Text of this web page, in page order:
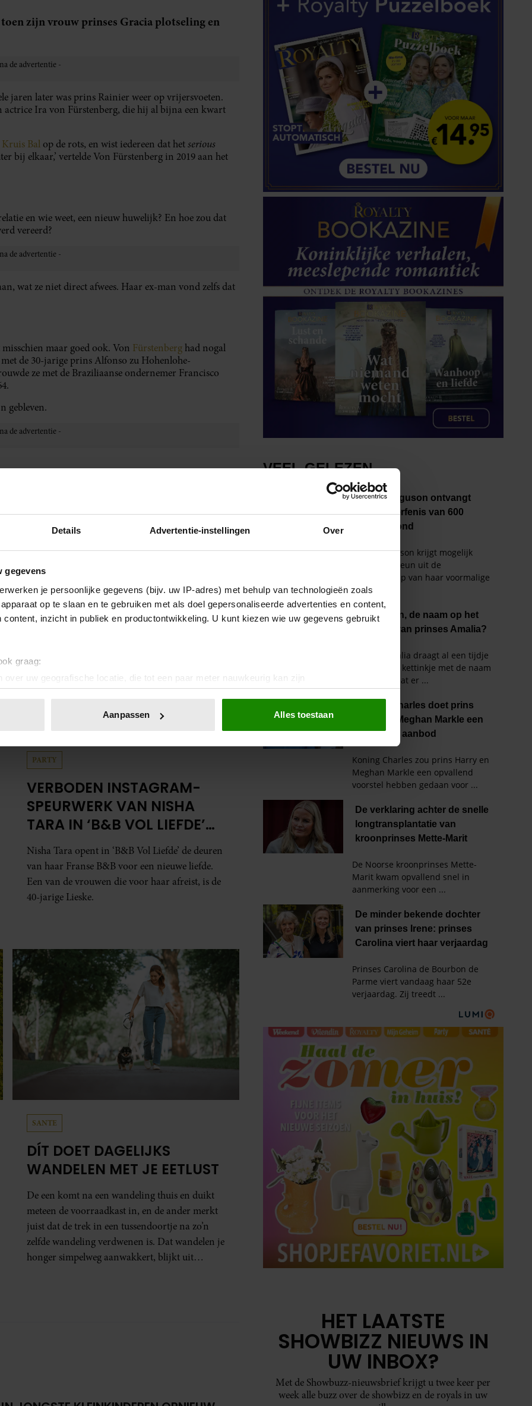
Details Advertentie-instellingen Over
gegevens
je persoonlijke gegevens (bijv. uw IP-adres) met behulp van technologieën zoals
op te slaan en te gebruiken met als doel gepersonaliseerde advertenties en content,
content, inzicht in publiek en productontwikkeling. U kunt kiezen wie uw gegevens gebruikt
graag:
over uw geografische locatie, die tot een paar meter nauwkeurig kan zijn
door het actief te scannen op specifieke eigenschappen (fingerprinting)
of intrekken in de Cookieverklaring.
en advertenties te personaliseren, om functies voor social media te bieden en om ons
Ook delen we informatie over uw gebruik van onze site met onze partners voor social
Deze partners kunnen deze gegevens combineren met andere informatie die u aan ze heeft
op basis van uw gebruik van hun services. U gaat akkoord met onze cookies als u
Aanpassen Alles toestaan
zijn vrouw prinses Gracia plotseling en
jaren later was prins Rainier weer op vrijersvoeten.
Ira von Fürstenberg, die hij al bijna een kwart
Kruis Bal op de rots, en wist iedereen dat hetserious
bij elkaar,’ vertelde Von Fürstenberg in 2019 aan het
en wie weet, een nieuw huwelijk? En hoe zou dat
vereerd?
wat ze niet direct afwees. Haar ex-man vond zelfs dat
maar goed ook. Von Fürstenberg had nogal
de 30-jarige prins Alfonso zu Hohenlohe-
ze met de Braziliaanse ondernemer Francisco
gebleven.
PARTY
VERBODEN INSTAGRAM-
SPEURWERK VAN NISHA
TARA IN ‘B&B VOL LIEFDE’
ZORGT VOOR VRAGEN
Nisha Tara opent in ‘B&B Vol Liefde’ de deuren
van haar Franse B&B voor een nieuwe liefde.
Een van de vrouwen die voor haar afreist, is de
40-jarige Lieske.
SANTE
DÍT DOET DAGELIJKS
WANDELEN MET JE EETLUST
De een komt na een wandeling thuis en duikt
meteen de voorraadkast in, en de ander merkt
juist dat de trek in een tussendoortje na zo’n
zelfde wandeling verdwenen is. Dat wandelen je
honger simpelweg aanwakkert, blijkt uit
HET LAATSTE
SHOWBIZZ NIEUWS IN
UW INBOX?
Met de Showbuzz-nieuwsbrief krijgt u twee keer per
week alle buzz over de showbizz en de royals in uw